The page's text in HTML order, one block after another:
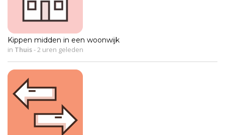
Kippen midden in een woonwijk
in Thuis- 2 uren geleden